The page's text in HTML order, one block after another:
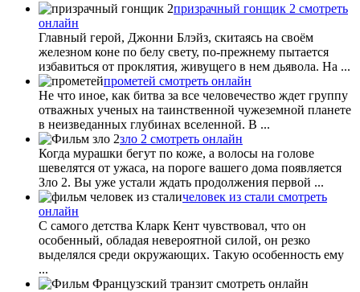
призрачный гонщик 2 смотреть
онлайн
Главный герой, Джонни Блэйз, скитаясь на своём
железном коне по белу свету, по-прежнему пытается
избавиться от проклятия, живущего в нем дьявола. На ...
прометей смотреть онлайн
Не что иное, как битва за все человечество ждет группу
отважных ученых на таинственной чужеземной планете
в неизведанных глубинах вселенной. В ...
зло 2 смотреть онлайн
Когда мурашки бегут по коже, а волосы на голове
шевелятся от ужаса, на пороге вашего дома появляется
Зло 2. Вы уже устали ждать продолжения первой ...
человек из стали смотреть
онлайн
С самого детства Кларк Кент чувствовал, что он
особенный, обладая невероятной силой, он резко
выделялся среди окружающих. Такую особенность ему
...